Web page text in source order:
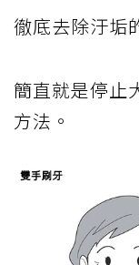
徹底去除汙垢
簡直就是停止
方法。